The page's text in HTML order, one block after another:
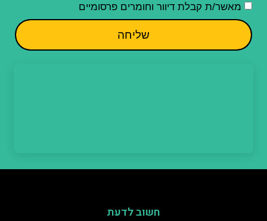
מאשר/ת קבלת דיוור וחומרים פרסומיים
שליחה
חשוב לדעת